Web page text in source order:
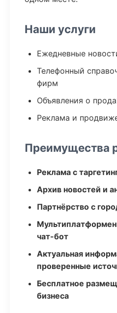
Наши услуги
Ежедневные
Телефонный
фирм
Объявления о
Реклама и
Преимущества
Реклама с
Архив новостей и
Партнёрство с
чат-бот
Актуальная
проверенные
Бесплатное
бизнеса